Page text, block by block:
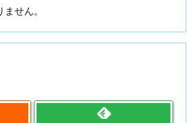
せん。